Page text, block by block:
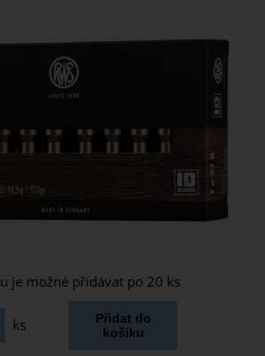
je možné přidávat po 20 ks
ks